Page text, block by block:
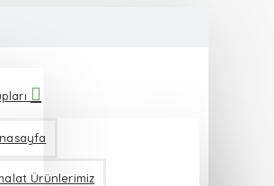
Ürünlerimiz